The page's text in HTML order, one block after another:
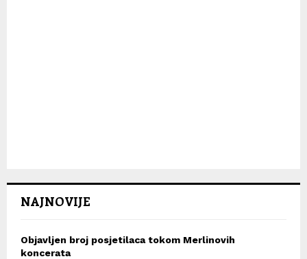
NAJNOVIJE
Objavljen broj posjetilaca tokom Merlinovih
koncerata